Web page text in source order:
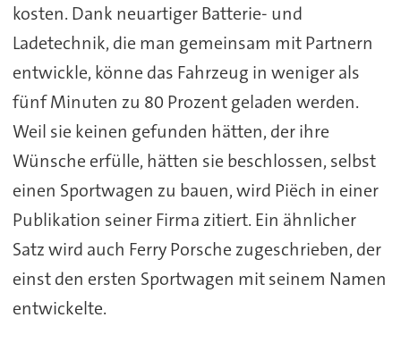
kosten. Dank neuartiger Batterie- und
Ladetechnik, die man gemeinsam mit Partnern
entwickle, könne das Fahrzeug in weniger als
fünf Minuten zu 80 Prozent geladen werden.
Weil sie keinen gefunden hätten, der ihre
Wünsche erfülle, hätten sie beschlossen, selbst
einen Sportwagen zu bauen, wird Piëch in einer
Publikation seiner Firma zitiert. Ein ähnlicher
Satz wird auch Ferry Porsche zugeschrieben, der
einst den ersten Sportwagen mit seinem Namen
entwickelte.